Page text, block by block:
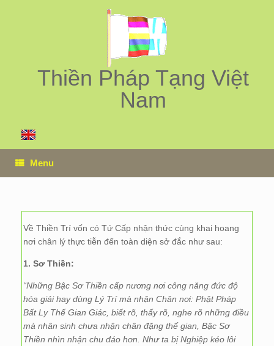
Thiền Pháp Tạng Việt
Nam
Menu
Về Thiền Trí vốn có Tứ Cấp nhận thức cùng khai hoang
nơi chân lý thực tiễn đến toàn diện sở đắc như sau:
1. Sơ Thiền:
“Những Bậc Sơ Thiền cấp nương nơi công năng đức độ
hóa giải hay dùng Lý Trí mà nhận Chân nơi: Phật Pháp
Bất Ly Thế Gian Giác, biết rõ, thấy rõ, nghe rõ những điều
mà nhân sinh chưa nhận chân đặng thế gian, Bậc Sơ
Thiền nhìn nhận chu đáo hơn. Như ta bị Nghiệp kéo lôi